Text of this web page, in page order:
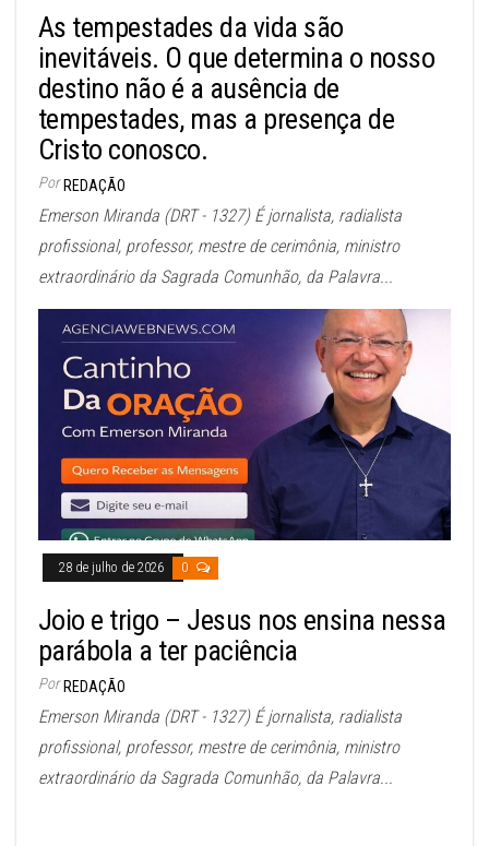
As tempestades da vida são
inevitáveis. O que determina o nosso
destino não é a ausência de
tempestades, mas a presença de
Cristo conosco.
Por REDAÇÃO
Emerson Miranda (DRT - 1327) É jornalista, radialista
profissional, professor, mestre de cerimônia, ministro
extraordinário da Sagrada Comunhão, da Palavra...
28 de julho de 2026 0
Joio e trigo – Jesus nos ensina nessa
parábola a ter paciência
Por REDAÇÃO
Emerson Miranda (DRT - 1327) É jornalista, radialista
profissional, professor, mestre de cerimônia, ministro
extraordinário da Sagrada Comunhão, da Palavra...